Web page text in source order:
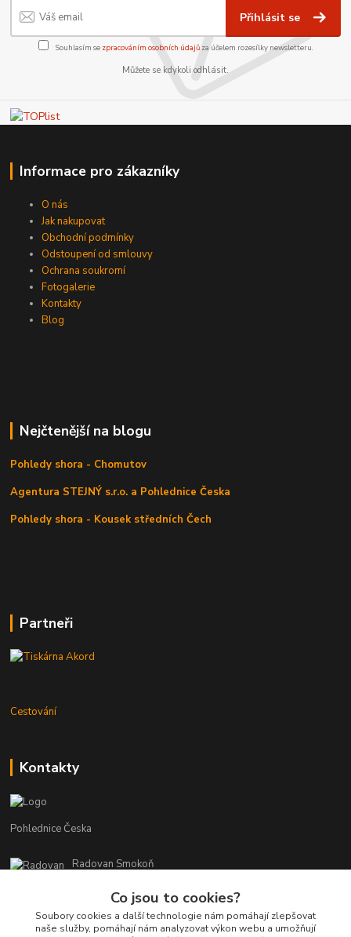
Přihlásit se
Souhlasím se zpracováním osobních údajůza účelem rozesílky newsletteru.
Můžete se kdykoli odhlásit.
Informace pro zákazníky
O nás
Jak nakupovat
Obchodní podmínky
Odstoupení od smlouvy
Ochrana soukromí
Fotogalerie
Kontakty
Blog
Nejčtenější na blogu
Pohledy shora - Chomutov
Agentura STEJNÝ s.r.o. a Pohlednice Česka
Pohledy shora - Kousek středních Čech
Partneři
Cestování
Kontakty
Pohlednice Česka
Radovan Smokoň
r.smokon@pohlednicecr.cz
Co jsou to cookies?
Soubory cookies a další technologie nám pomáhají zlepšovat
naše služby, pomáhají nám analyzovat výkon webu a umožňují